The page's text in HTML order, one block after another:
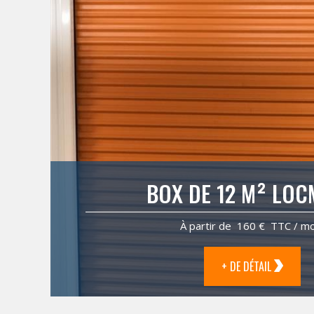
BOX DE 12 M²
À partir de 160 € TTC /
+ DE DÉTAIL